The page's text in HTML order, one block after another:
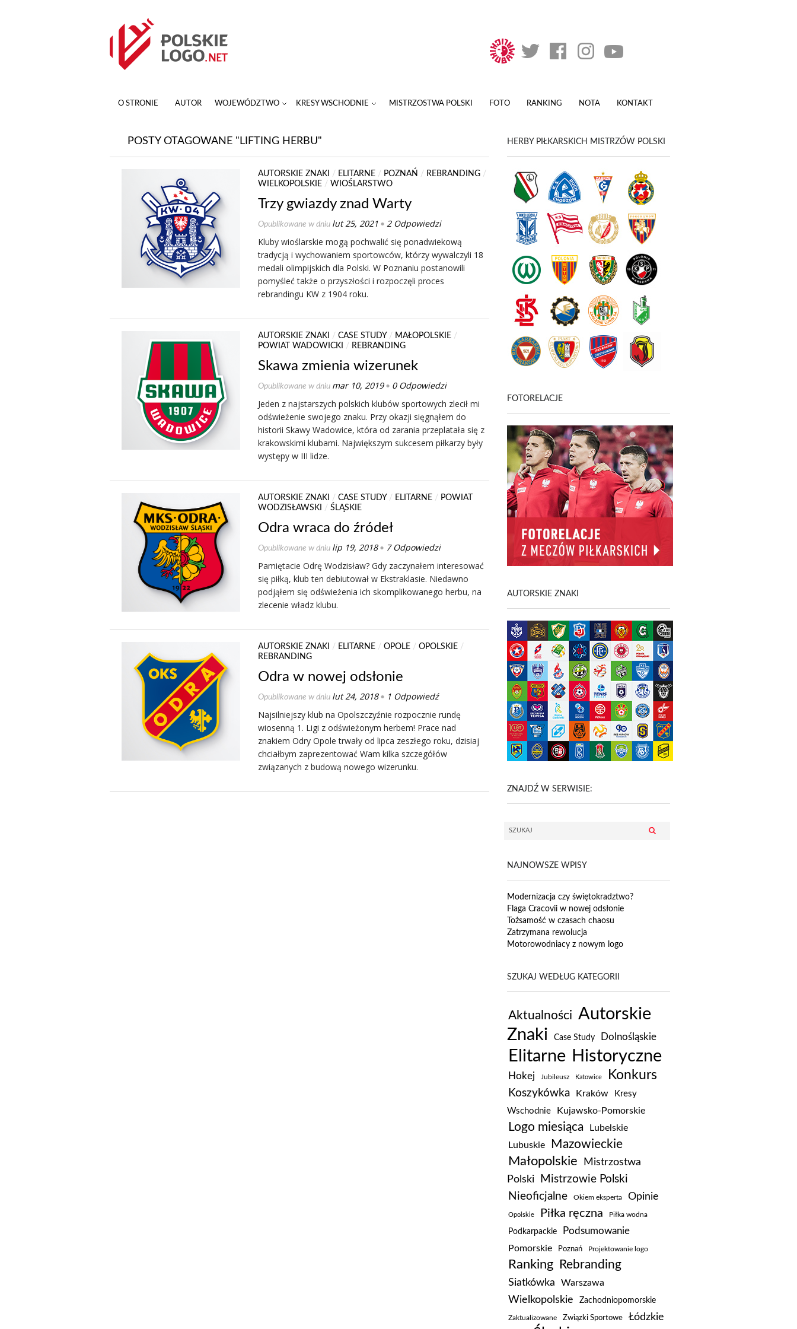
O STRONIE AUTOR WOJEWÓDZTWO KRESY WSCHODNIE MISTRZOSTWA POLSKI FOTO RANKING NOTA KONTAKT
POSTY OTAGOWANE "LIFTING HERBU"
AUTORSKIE ZNAKI / ELITARNE/ POZNAŃ / REBRANDING/
WIELKOPOLSKIE/ WIOŚLARSTWO
Trzy gwiazdy znad Warty
Opublikowane w dniu lut 25, 2021 • 2 Odpowiedzi
Kluby wioślarskie mogą pochwalić się ponadwiekową
tradycją i wychowaniem sportowców, którzy wywalczyli 18
medali olimpijskich dla Polski. W Poznaniu postanowili
pomyśleć także o przyszłości i rozpoczęli proces
rebrandingu KW z 1904 roku.
AUTORSKIE ZNAKI / CASE STUDY/ MAŁOPOLSKIE/
POWIAT WADOWICKI
/ REBRANDING
Skawa zmienia wizerunek
Opublikowane w dniu mar 10, 2019 • 0 Odpowiedzi
Jeden z najstarszych polskich klubów sportowych zlecił mi
odświeżenie swojego znaku. Przy okazji sięgnąłem do
historii Skawy Wadowice, która od zarania przeplatała się z
krakowskimi klubami. Największym sukcesem piłkarzy były
występy w III lidze.
AUTORSKIE ZNAKI / CASE STUDY/ ELITARNE/ POWIAT
WODZISŁAWSKI
/ ŚLĄSKIE
Odra wraca do źródeł
Opublikowane w dniu lip 19, 2018 • 7 Odpowiedzi
Pamiętacie Odrę Wodzisław? Gdy zaczynałem interesować
się piłką, klub ten debiutował w Ekstraklasie. Niedawno
podjąłem się odświeżenia ich skomplikowanego herbu, na
zlecenie władz klubu.
AUTORSKIE ZNAKI / ELITARNE/ OPOLE/ OPOLSKIE/
REBRANDING
Odra w nowej odsłonie
Opublikowane w dniu lut 24, 2018 • 1 Odpowiedź
Najsilniejszy klub na Opolszczyźnie rozpocznie rundę
wiosenną 1. Ligi z odświeżonym herbem! Prace nad
znakiem Odry Opole trwały od lipca zeszłego roku, dzisiaj
chciałbym zaprezentować Wam kilka szczegółów
związanych z budową nowego wizerunku.
HERBY PIŁKARSKICH MISTRZÓW POLSKI
FOTORELACJE
AUTORSKIE ZNAKI
ZNAJDŹ W SERWISIE:
NAJNOWSZE WPISY
Modernizacja czy świętokradztwo?
Flaga Cracovii w nowej odsłonie
Tożsamość w czasach chaosu
Zatrzymana rewolucja
Motorowodniacy z nowym logo
SZUKAJ WEDŁUG KATEGORII
Aktualności Autorskie
Znaki
Case Study Dolnośląskie
Elitarne Historyczne
Hokej Jubileusz Katowice Konkurs
Koszykówka Kraków
Kresy
Wschodnie
Kujawsko-Pomorskie
Logo miesiąca
Lubelskie
Lubuskie
Mazowieckie
Małopolskie
Mistrzostwa
Polski
Mistrzowie Polski
Nieoficjalne Okiem eksperta Opinie
Opolskie Piłka ręczna Piłka wodna
Podkarpackie
Podsumowanie
Pomorskie
Poznań Projektowanie logo
Ranking Rebranding
Siatkówka Warszawa
Wielkopolskie Zachodniopomorskie
Zaktualizowane Związki Sportowe Łódzkie